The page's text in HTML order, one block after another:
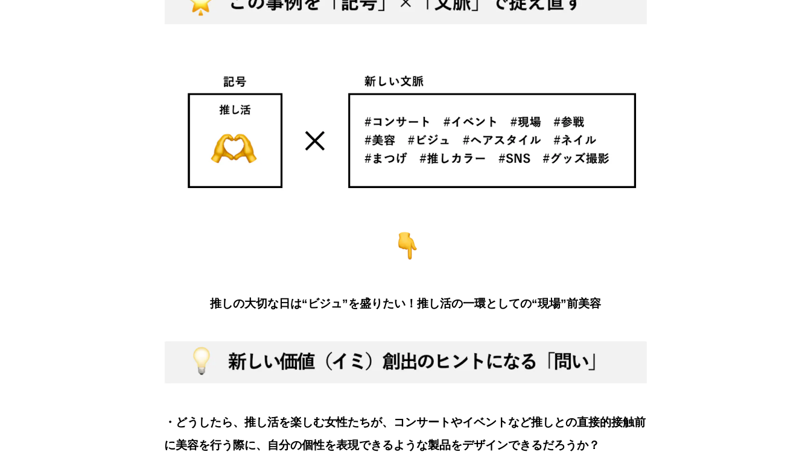
推しの大切な日は“ビジュ”を盛りたい！推し活の一環としての“現場”前美容
・どうしたら、推し活を楽しむ女性たちが、コンサートやイベントなど推しとの直接的接触前
に美容を行う際に、自分の個性を表現できるような製品をデザインできるだろうか？